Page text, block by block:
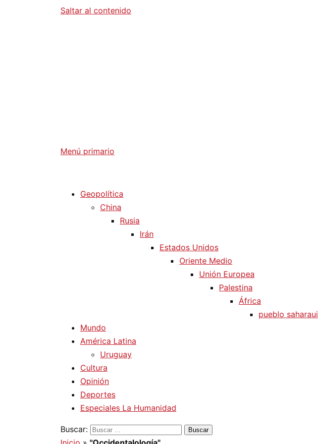
Saltar al contenido
Menú primario
Geopolítica
China
Rusia
Irán
Estados Unidos
Oriente Medio
Unión Europea
Palestina
África
pueblo saharaui
Mundo
América Latina
Uruguay
Cultura
Opinión
Deportes
Especiales La Humanidad
Buscar: